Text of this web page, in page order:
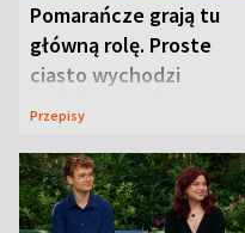
Pomarańcze grają tu
główną rolę. Proste
ciasto wychodzi
wyjątkowo wilgotne
Przepisy